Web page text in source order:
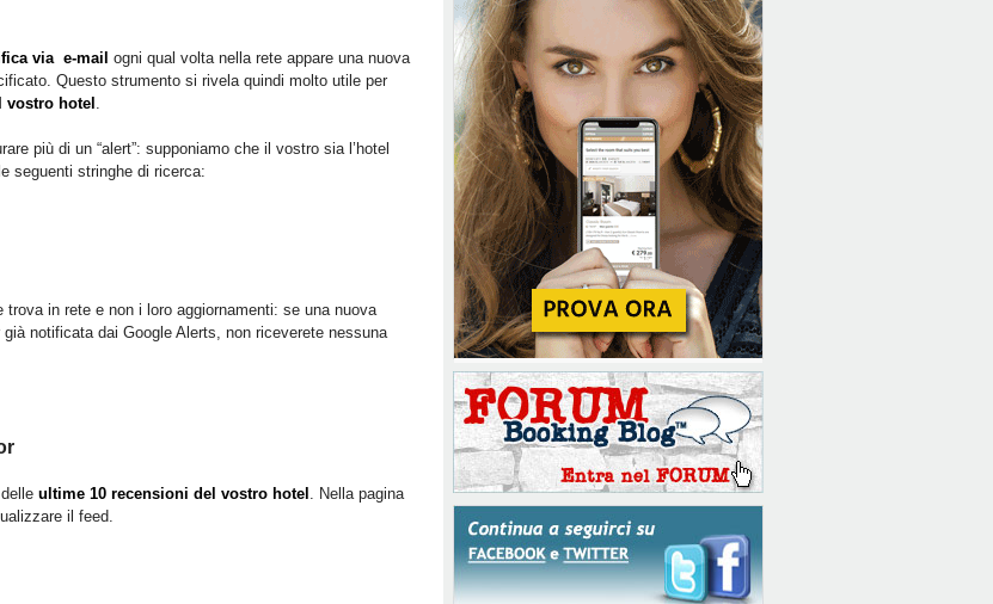
via e-mail
ogni qual volta nella rete appare una nuova
Questo strumento si rivela quindi molto utile per
vostro hotel .
più di un “alert”: supponiamo che il vostro sia l’hotel
seguenti stringhe di ricerca:
in rete e non i loro aggiornamenti: se una nuova
notificata dai Google Alerts, non riceverete nessuna
ultime 10 recensioni del vostro hotel . Nella pagina
il feed.